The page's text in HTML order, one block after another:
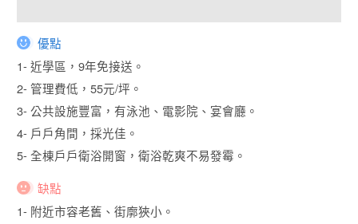
優點
1- 近學區，9年免接送。
2- 管理費低，55元/坪。
3- 公共設施豐富，有泳池、電影院、宴會廳。
4- 戶戶角間，採光佳。
5- 全棟戶戶衛浴開窗，衛浴乾爽不易發霉。
缺點
1- 附近市容老舊、街廓狹小。